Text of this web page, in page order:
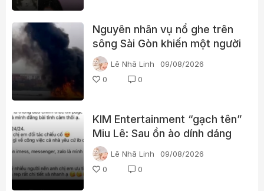
Nguyên nhân vụ nổ ghe trên
sông Sài Gòn khiến một người
phụ nữ tử vong
Lê Nhã Linh
09/08/2026
0
0
KIM Entertainment “gạch tên”
Miu Lê: Sau ồn ào dính dáng
ma túy, vị trí của nữ ca sĩ
thay đổi thế nào?
Lê Nhã Linh
09/08/2026
0
0